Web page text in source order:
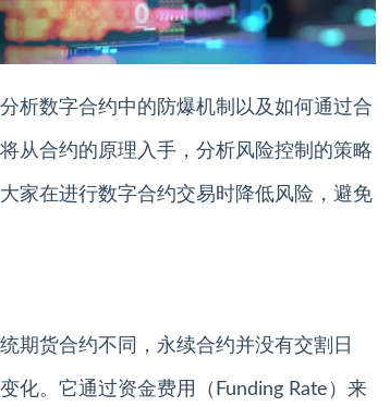
析数字合约中的防爆机制以及如何通过合
从合约的原理入手，分析风险控制的策略
家在进行数字合约交易时降低风险，避免
期货合约不同，永续合约并没有交割日
化。它通过资金费用（Funding Rate）来